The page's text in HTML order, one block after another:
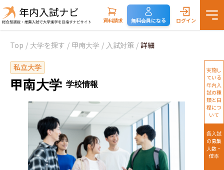
資料請求 無料会員になる ログイン
Top / 大学を探す / 甲南大学 / 入試対策 / 詳細
私立大学
甲南大学 学校情報
実施し
ている
年内入
試の種
類と日
程につ
いて
各入試
の募集
人数・
倍率